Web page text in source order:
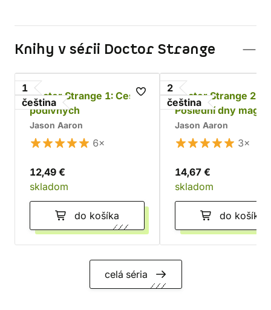
Knihy v sérii Doctor Strange
1
čeština
Doctor Strange 1: Cesta
podivných
Jason Aaron
6×
12,49 €
skladom
do košíka
2
čeština
Doctor Strange 2:
Poslední dny magie
Jason Aaron
3×
14,67 €
skladom
do košíka
celá séria